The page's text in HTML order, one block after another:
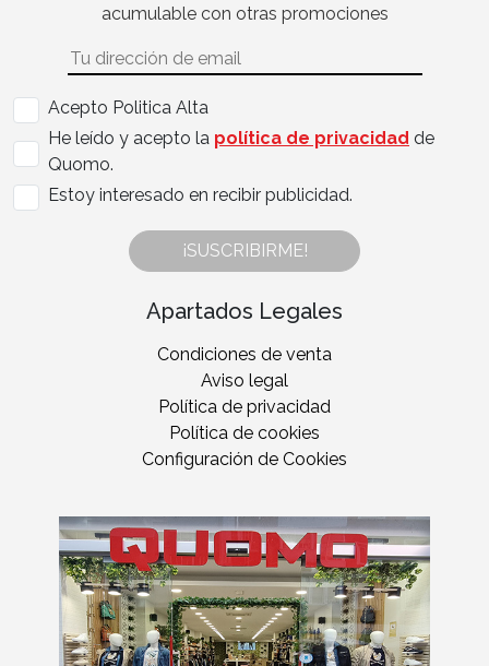
acumulable con otras promociones
Acepto Politica Alta
He leído y acepto la política de privacidad de
Quomo.
Estoy interesado en recibir publicidad.
¡SUSCRIBIRME!
Apartados Legales
Condiciones de venta
Aviso legal
Política de privacidad
Política de cookies
Configuración de Cookies